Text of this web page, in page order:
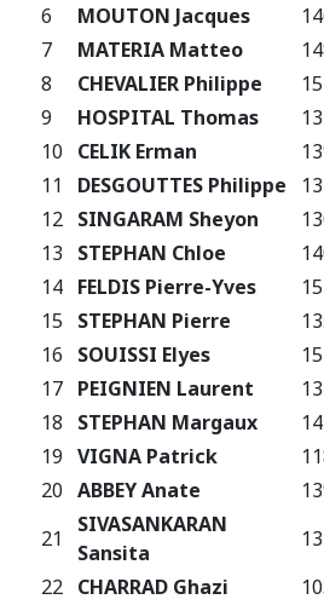
6
MOUTON Jacques
7
MATERIA Matteo
8
CHEVALIER Philippe
9
HOSPITAL Thomas
10
CELIK Erman
11
DESGOUTTES Philippe
12 SINGARAM Sheyon
13
STEPHAN Chloe
14 FELDIS Pierre-Yves
15
STEPHAN Pierre
16
SOUISSI Elyes
17 PEIGNIEN Laurent
18
STEPHAN Margaux
19 VIGNA Patrick
20 ABBEY Anate
21
SIVASANKARAN
Sansita
22 CHARRAD Ghazi